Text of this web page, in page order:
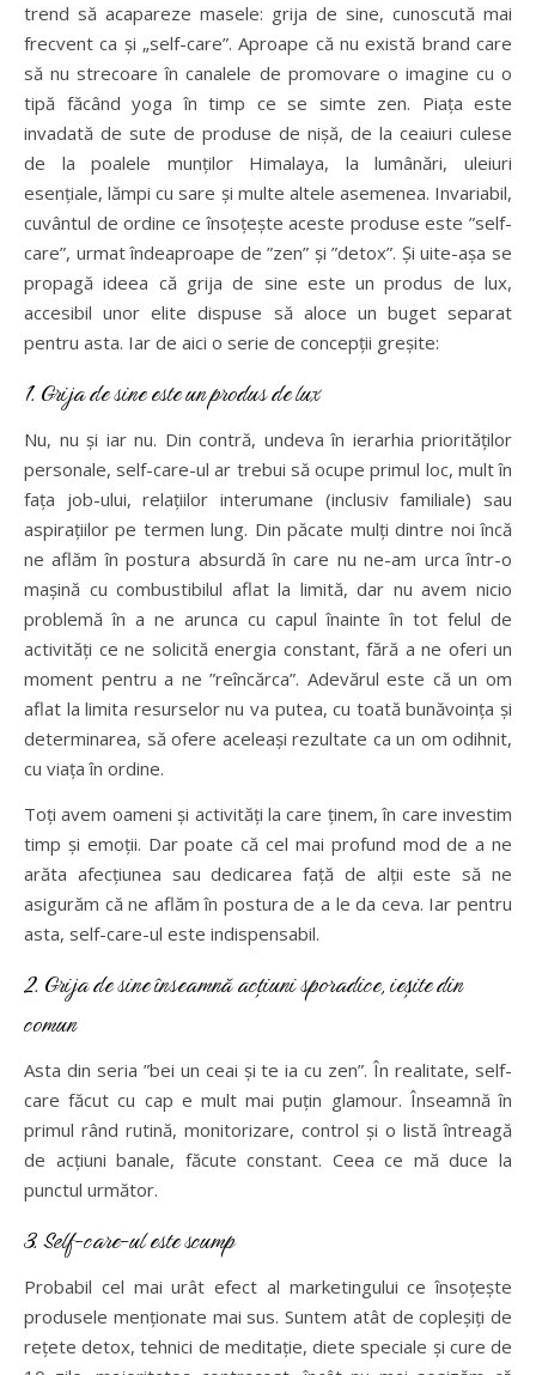
trend să acapareze masele: grija de sine, cunoscută mai
frecvent ca și „self-care”. Aproape că nu există brand care
să nu strecoare în canalele de promovare o imagine cu o
tipă făcând yoga în timp ce se simte zen. Piața este
invadată de sute de produse de nișă, de la ceaiuri culese
de la poalele munților Himalaya, la lumânări, uleiuri
esențiale, lămpi cu sare și multe altele asemenea. Invariabil,
cuvântul de ordine ce însoțește aceste produse este ”self-
care”, urmat îndeaproape de ”zen” și ”detox”. Și uite-așa se
propagă ideea că grija de sine este un produs de lux,
accesibil unor elite dispuse să aloce un buget separat
pentru asta. Iar de aici o serie de concepții greșite:
1. Grija de sine este un produs de lux
Nu, nu și iar nu. Din contră, undeva în ierarhia priorităților
personale, self-care-ul ar trebui să ocupe primul loc, mult în
fața job-ului, relațiilor interumane (inclusiv familiale) sau
aspirațiilor pe termen lung. Din păcate mulți dintre noi încă
ne aflăm în postura absurdă în care nu ne-am urca într-o
mașină cu combustibilul aflat la limită, dar nu avem nicio
problemă în a ne arunca cu capul înainte în tot felul de
activități ce ne solicită energia constant, fără a ne oferi un
moment pentru a ne ”reîncărca”. Adevărul este că un om
aflat la limita resurselor nu va putea, cu toată bunăvoința și
determinarea, să ofere aceleași rezultate ca un om odihnit,
cu viața în ordine.
Toți avem oameni și activități la care ținem, în care investim
timp și emoții. Dar poate că cel mai profund mod de a ne
arăta afecțiunea sau dedicarea față de alții este să ne
asigurăm că ne aflăm în postura de a le da ceva. Iar pentru
asta, self-care-ul este indispensabil.
2. Grija de sine înseamnă acțiuni sporadice, ieșite din
comun
Asta din seria ”bei un ceai și te ia cu zen”. În realitate, self-
care făcut cu cap e mult mai puțin glamour. Înseamnă în
primul rând rutină, monitorizare, control și o listă întreagă
de acțiuni banale, făcute constant. Ceea ce mă duce la
punctul următor.
3. Self-care-ul este scump
Probabil cel mai urât efect al marketingului ce însoțește
produsele menționate mai sus. Suntem atât de copleșiți de
rețete detox, tehnici de meditație, diete speciale și cure de